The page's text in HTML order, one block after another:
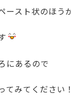
ースト状のほう
にあるので
てみてください！